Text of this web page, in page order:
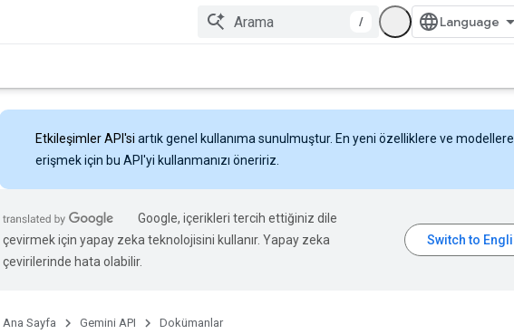
/
Etkileşimler API'si artık genel kullanıma sunulmuştur. En yeni özelliklere ve modellere
erişmek için bu API'yi kullanmanızı öneririz.
Google, içerikleri tercih ettiğiniz dile
çevirmek için yapay zeka teknolojisini kullanır. Yapay zeka
çevirilerinde hata olabilir.
Ana Sayfa Gemini API Dokümanlar